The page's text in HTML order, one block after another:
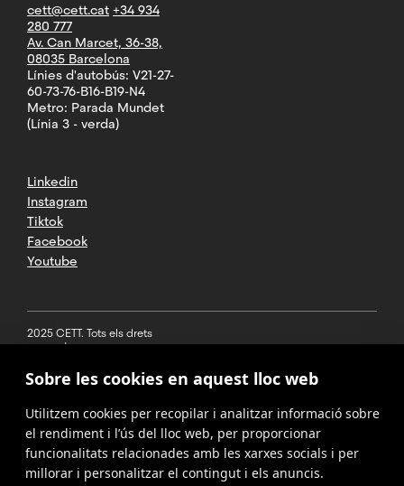
cett@cett.cat +34 934
280 777
Av. Can Marcet, 36-38,
08035 Barcelona
Línies d'autobús: V21-27-
60-73-76-B16-B19-N4
Metro: Parada Mundet
(Línia 3 - verda)
Linkedin
Instagram
Tiktok
Facebook
Youtube
2025 CETT. Tots els drets
reservats
Avís legal
Política de
privacitat
Cookies
Sobre les cookies en aquest lloc web
Utilitzem cookies per recopilar i analitzar informació sobre
el rendiment i l’ús del lloc web, per proporcionar
funcionalitats relacionades amb les xarxes socials i per
millorar i personalitzar el contingut i els anuncis.